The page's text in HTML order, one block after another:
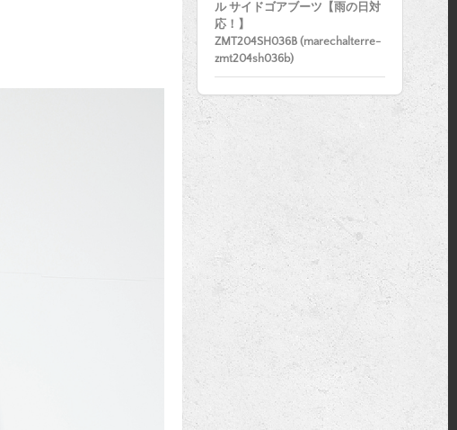
ル サイドゴアブーツ【雨の日対
応！】
ZMT204SH036B (marechalterre-
zmt204sh036b)